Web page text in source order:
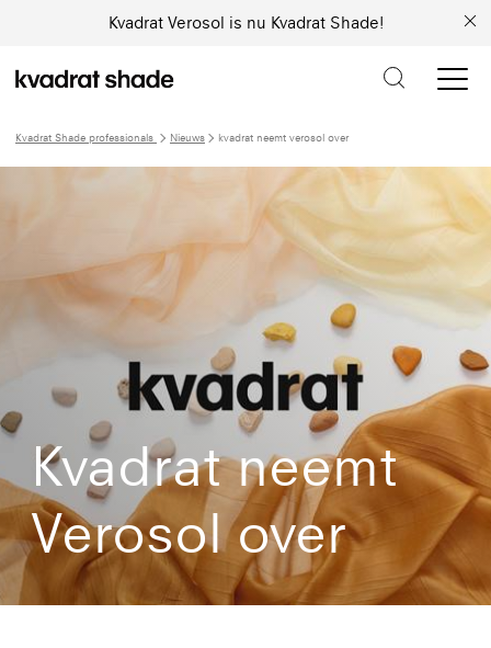
Kvadrat Verosol is nu Kvadrat Shade!
Kvadrat Shade professionals Nieuws kvadrat neemt verosol over
Kvadrat neemt
Verosol over